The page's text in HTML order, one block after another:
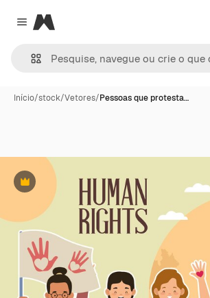
Close menu
Magnific
Início/stock/Vetores/Pessoas que protesta…
Premium